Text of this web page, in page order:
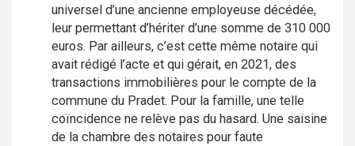
universel d’une ancienne employeuse décédée,
leur permettant d’hériter d’une somme de 310 000
euros. Par ailleurs, c’est cette même notaire qui
avait rédigé l’acte et qui gérait, en 2021, des
transactions immobilières pour le compte de la
commune du Pradet. Pour la famille, une telle
coïncidence ne relève pas du hasard. Une saisine
de la chambre des notaires pour faute